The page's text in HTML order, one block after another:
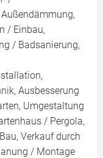
/ Einbau,
/ Badsanierung,
Ausbesserung
Umgestaltung
/ Pergola,
Verkauf durch
/ Montage